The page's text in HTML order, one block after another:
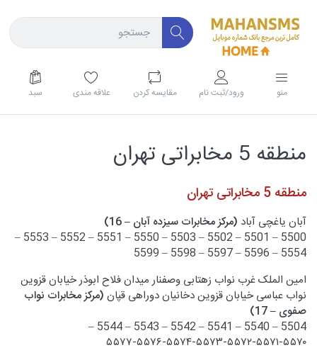
منو ورود/ثبت نام مقايسه كردن علاقه مندی سبد
منطقه 5 مخابراتی تهران
منطقه 5 مخابراتی تهران
آبان یاغچی آباد (مرکز مخابرات سیزده آبان – 16)
5500 – 5501 – 5502 – 5503 – 5550 – 5551 – 5552 – 5553 –
5554 – 5596 – 5597 – 5598 – 5599
امین الملک غرب نواب زهتابی وصفنار میدان فلاح ابوذر خیابان قزوین
نواب عباسی خیابان قزوین دخانیان دوراهی قپان (مرکز مخابرات نواب
صفوی – 17)
5504 – 5540 – 5541 – 5542 – 5543 – 5544 –
۵۵۷۷-۵۵۷۶-۵۵۷۴-۵۵۷۳-۵۵۷۲-۵۵۷۱-۵۵۷۰